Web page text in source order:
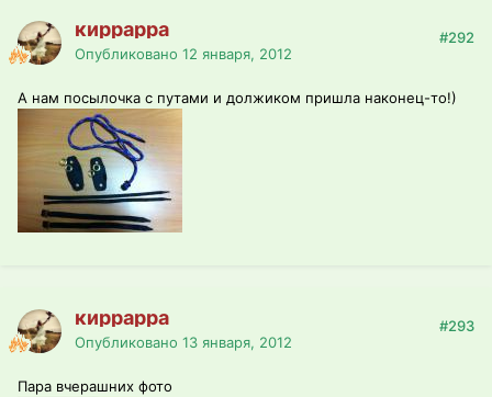
киррарра
Опубликовано 12 января, 2012
#292
А нам посылочка с путами и должиком пришла наконец-то!)
киррарра
Опубликовано 13 января, 2012
#293
Пара вчерашних фото